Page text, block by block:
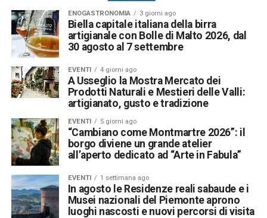
ENOGASTRONOMIA 3 giorni ago
Biella capitale italiana della birra
artigianale con Bolle di Malto 2026, dal
30 agosto al 7 settembre
EVENTI 4 giorni ago
A Usseglio la Mostra Mercato dei
Prodotti Naturali e Mestieri delle Valli:
artigianato, gusto e tradizione
EVENTI 5 giorni ago
“Cambiano come Montmartre 2026”: il
borgo diviene un grande atelier
all’aperto dedicato ad “Arte in Fabula”
EVENTI 1 settimana ago
In agosto le Residenze reali sabaude e i
Musei nazionali del Piemonte aprono
luoghi nascosti e nuovi percorsi di visita